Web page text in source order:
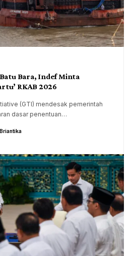
Bara, Indef Minta
RKAB 2026
(GTI) mendesak pemerintah
dasar penentuan…